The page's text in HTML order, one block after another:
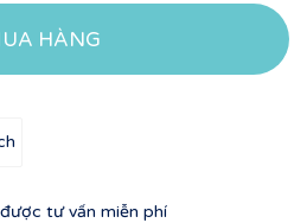
HÀNG
tư vấn miễn phí